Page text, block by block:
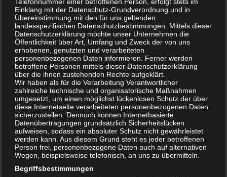
BRETTSPIELE/KUNST & KULTUR/LIFESTYLE/NEWS/
SPIELE /SPIELVORSTELUNGEN
FEBRUAR 3, 2023
Spielwarenmesse Nürnberg 2023: Trends,
Brettspiel-Neuheiten &
Spieleerfindermesse
Einklang mit der Datenschutz-Grundverordnung und in
Übereinstimmung mit den für uns geltenden
landesspezifischen Datenschutzbestimmungen. Mittels dieser
Datenschutzerklärung möchte unser Unternehmen die
Öffentlichkeit über Art, Umfang und Zweck der von uns
erhobenen, genutzten und verarbeiteten
personenbezogenen Daten informieren. Ferner werden
betroffene Personen mittels dieser Datenschutzerklärung
über die ihnen zustehenden Rechte aufgeklärt.
Wir haben als für die Verarbeitung Verantwortlicher
zahlreiche technische und organisatorische Maßnahmen
umgesetzt, um einen möglichst lückenlosen Schutz der über
diese Internetseite verarbeiteten personenbezogenen Daten
sicherzustellen. Dennoch können Internetbasierte
Datenübertragungen grundsätzlich Sicherheitslücken
aufweisen, sodass ein absoluter Schutz nicht gewährleistet
werden kann. Aus diesem Grund steht es jeder betroffenen
Person frei, personenbezogene Daten auch auf alternativen
Wegen, beispielsweise telefonisch, an uns zu übermitteln.
Begriffsbestimmungen